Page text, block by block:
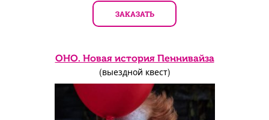
ЗАКАЗАТЬ
ОНО. Новая история Пеннивайза
(выездной квест)